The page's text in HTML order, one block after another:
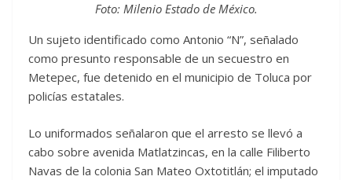
Foto: Milenio Estado de México.
Un sujeto identificado como Antonio “N”, señalado
como presunto responsable de un secuestro en
Metepec, fue detenido en el municipio de Toluca por
policías estatales.
Lo uniformados señalaron que el arresto se llevó a
cabo sobre avenida Matlatzincas, en la calle Filiberto
Navas de la colonia San Mateo Oxtotitlán; el imputado